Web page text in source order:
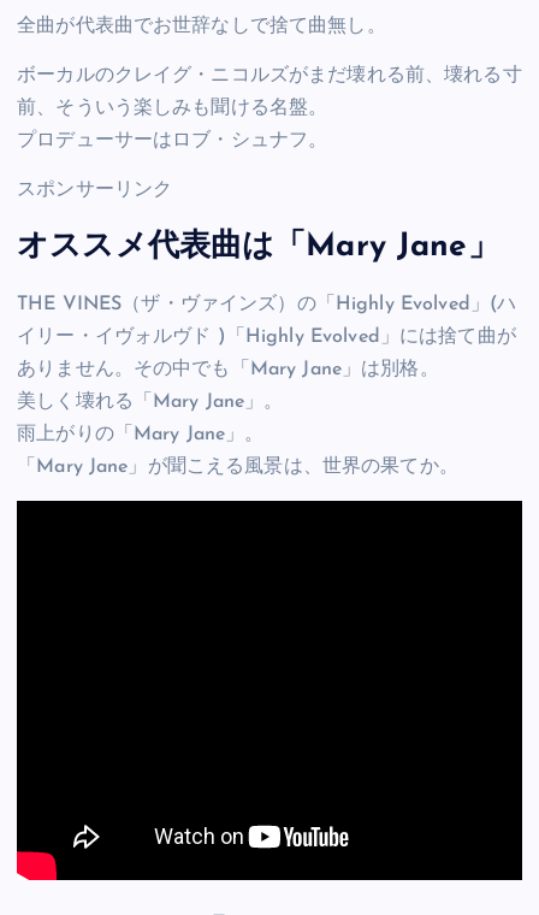
全曲が代表曲でお世辞なしで捨て曲無し。
ボーカルのクレイグ・ニコルズがまだ壊れる前、壊れる寸
前、そういう楽しみも聞ける名盤。
プロデューサーはロブ・シュナフ。
スポンサーリンク
オススメ代表曲は「Mary Jane」
THE VINES（ザ・ヴァインズ）の「Highly Evolved」(ハ
イリー・イヴォルヴド )「Highly Evolved」には捨て曲が
ありません。その中でも「Mary Jane」は別格。
美しく壊れる「Mary Jane」。
雨上がりの「Mary Jane」。
「Mary Jane」が聞こえる風景は、世界の果てか。